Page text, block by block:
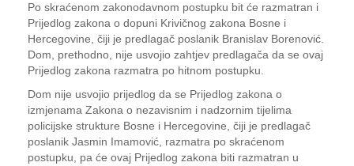
Po skraćenom zakonodavnom postupku bit će razmatran i
Prijedlog zakona o dopuni Krivičnog zakona Bosne i
Hercegovine, čiji je predlagač poslanik Branislav Borenović.
Dom, prethodno, nije usvojio zahtjev predlagača da se ovaj
Prijedlog zakona razmatra po hitnom postupku.
Dom nije usvojio prijedlog da se Prijedlog zakona o
izmjenama Zakona o nezavisnim i nadzornim tijelima
policijske strukture Bosne i Hercegovine, čiji je predlagač
poslanik Jasmin Imamović, razmatra po skraćenom
postupku, pa će ovaj Prijedlog zakona biti razmatran u